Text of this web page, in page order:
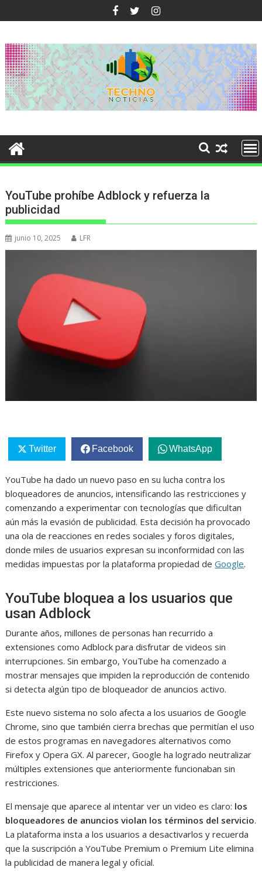
al
YouTube prohíbe Adblock y refuerza la
publicidad
junio 10, 2025 LFR
Twitter Facebook WhatsApp
YouTube ha dado un nuevo paso en su lucha contra los
bloqueadores de anuncios, intensificando las restricciones y
comenzando a experimentar con tecnologías que dificultan
aún más la evasión de publicidad. Esta decisión ha provocado
una ola de reacciones en redes sociales y foros digitales,
donde miles de usuarios expresan su inconformidad con las
medidas impuestas por la plataforma propiedad deGoogle.
YouTube bloquea a los usuarios que
usan Adblock
Durante años, millones de personas han recurrido a
extensiones como Adblock para disfrutar de videos sin
interrupciones. Sin embargo, YouTube ha comenzado a
mostrar mensajes que impiden la reproducción de contenido
si detecta algún tipo de bloqueador de anuncios activo.
Este nuevo sistema no solo afecta a los usuarios de Google
Chrome, sino que también cierra brechas que permitían el uso
de estos programas en navegadores alternativos como
Firefox y Opera GX. Al parecer, Google ha logrado neutralizar
múltiples extensiones que anteriormente funcionaban sin
restricciones.
El mensaje que aparece al intentar ver un video es claro: los
bloqueadores de anuncios violan los términos del servicio.
La plataforma insta a los usuarios a desactivarlos y recuerda
que la suscripción a YouTube Premium o Premium Lite elimina
la publicidad de manera legal y oficial.